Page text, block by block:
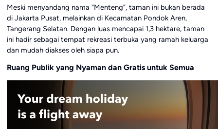
Meski menyandang nama “Menteng”, taman ini bukan berada
di Jakarta Pusat, melainkan di Kecamatan Pondok Aren,
Tangerang Selatan. Dengan luas mencapai 1,3 hektare, taman
ini hadir sebagai tempat rekreasi terbuka yang ramah keluarga
dan mudah diakses oleh siapa pun.
Ruang Publik yang Nyaman dan Gratis untuk Semua